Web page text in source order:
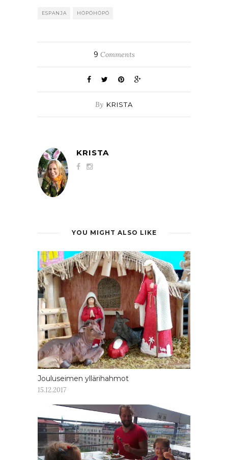
ESPANJA HÖPÖHÖPÖ
9 Comments
By KRISTA
KRISTA
YOU MIGHT ALSO LIKE
Jouluseimen yllärihahmot
15.12.2017